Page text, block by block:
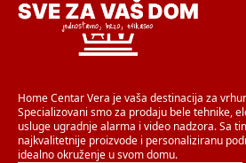
Home Centar Vera je vaša destinacija za
Specializovani smo za prodaju bele tehnike,
usluge ugradnje alarma i video nadzora. Sa
najkvalitetnije proizvode i personaliziranu
idealno okruženje u svom domu.